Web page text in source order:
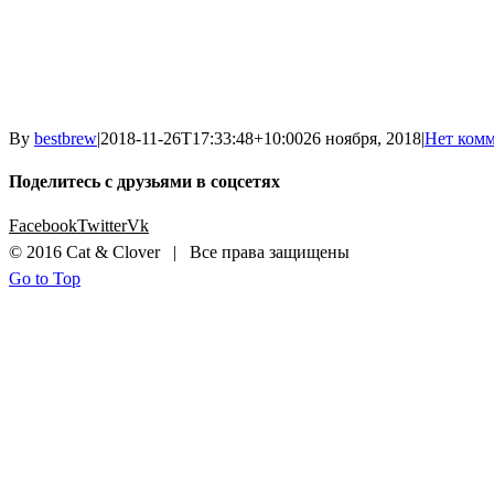
By bestbrew|2018-11-26T17:33:48+10:0026 ноября, 2018|Нет
Поделитесь с друзьями в соцсетях
FacebookTwitterVk
© 2016 Cat & Clover | Все права защищены
Go to Top